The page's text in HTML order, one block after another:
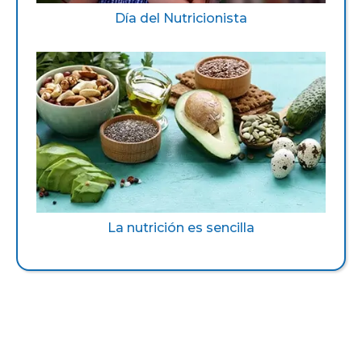
Día del Nutricionista
La nutrición es sencilla